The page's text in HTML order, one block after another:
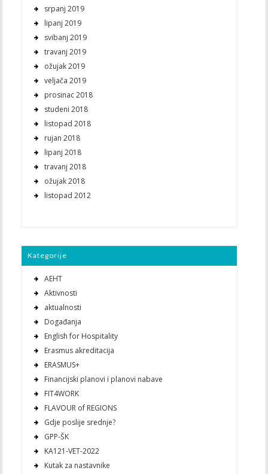
srpanj 2019
lipanj 2019
svibanj 2019
travanj 2019
ožujak 2019
veljača 2019
prosinac 2018
studeni 2018
listopad 2018
rujan 2018
lipanj 2018
travanj 2018
ožujak 2018
listopad 2012
Kategorije
AEHT
Aktivnosti
aktualnosti
Događanja
English for Hospitality
Erasmus akreditacija
ERASMUS+
Financijski planovi i planovi nabave
FIT4WORK
FLAVOUR of REGIONS
Gdje poslije srednje?
GPP-ŠK
KA121-VET-2022
Kutak za nastavnike